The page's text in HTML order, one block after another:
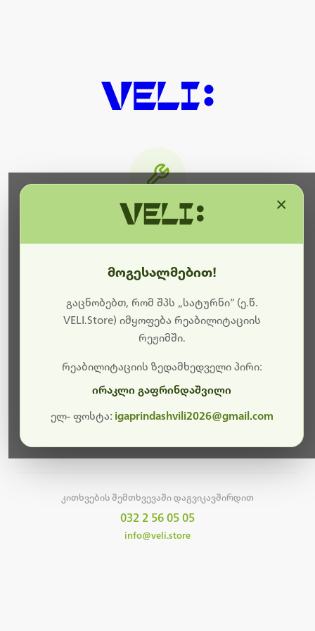
ბოდიშს გიხდით შეფერხებისთვის. ამჟამად
მიმდინარეობს საიტის განახლება და ტექნიკური
სამუშაოები.
მალე ისევ ხელმისაწვდომი იქნება. გმადლობთ
კითხვების შემთხვევაში დაგვიკავშირდით
032 2 56 05 05
info@veli.store
მოგესალმებით!
გაცნობებთ, რომ შპს „სატურნი“ (ე.წ.
VELI.Store) იმყოფება რეაბილიტაციის
რეჟიმში.
რეაბილიტაციის ზედამხედველი პირი:
ირაკლი გაფრინდაშვილი
ელ- ფოსტა: igaprindashvili2026@gmail.com
×